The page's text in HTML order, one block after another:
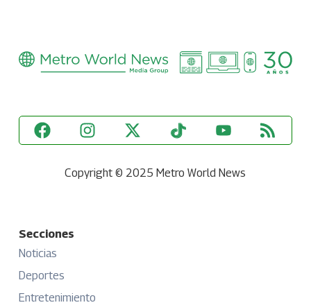
Copyright © 2025 Metro World News
Secciones
Noticias
Deportes
Entretenimiento